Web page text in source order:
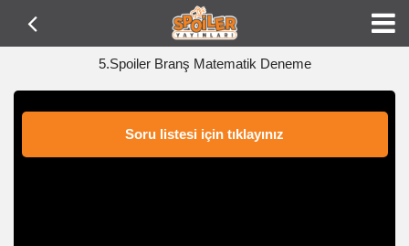
5.Spoiler Branş Matematik Deneme
Soru listesi için tıklayınız